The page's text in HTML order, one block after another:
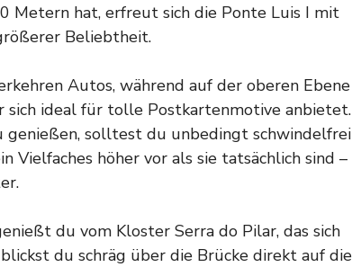
Metern hat, erfreut sich die Ponte Luis I mit
Beliebtheit.
Autos, während auf der oberen Ebene
sich ideal für tolle Postkartenmotive anbietet.
genießen, solltest du unbedingt schwindelfrei
Vielfaches höher vor als sie tatsächlich sind –
du vom Kloster Serra do Pilar, das sich
du schräg über die Brücke direkt auf die